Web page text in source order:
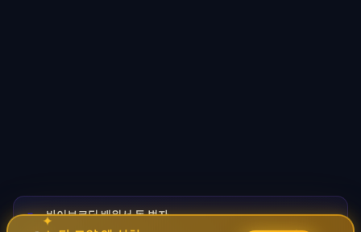
🚀바이브코딩 배워서 돈 벌자
코딩 몰라도 AI로 자동화 수익 시스템 구축 · 무료
✦ ✧